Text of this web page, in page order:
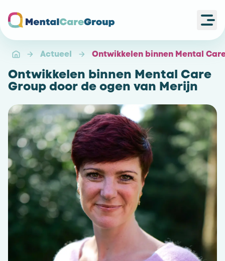
Actueel Ontwikkelen binnen Mental
Ontwikkelen binnen Mental Care
Group door de ogen van Merijn